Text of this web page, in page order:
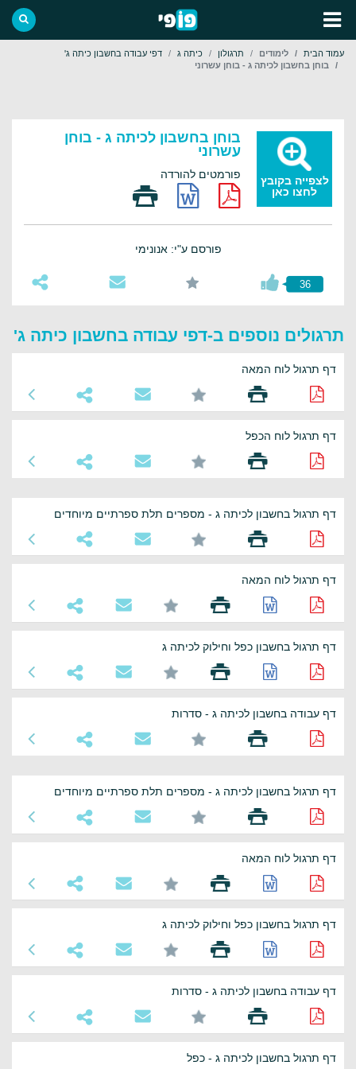
עמוד הבית לימודים תרגולון כיתה ג
דפי עבודה בחשבון כיתה ג'
בוחן בחשבון לכיתה ג - בוחן עשרוני
לצפייה בקובץ
לחצו כאן
בוחן בחשבון לכיתה ג - בוחן
עשרוני
פורמטים להורדה
פורסם ע"י: אנונימי
36
תרגולים נוספים ב-דפי עבודה בחשבון כיתה ג'
דף תרגול לוח המאה
דף תרגול לוח הכפל
דף תרגול בחשבון לכיתה ג - מספרים תלת ספרתיים מיוחדים
דף תרגול לוח המאה
דף תרגול בחשבון כפל וחילוק לכיתה ג
דף עבודה בחשבון לכיתה ג - סדרות
דף תרגול בחשבון לכיתה ג - מספרים תלת ספרתיים מיוחדים
דף תרגול לוח המאה
דף תרגול בחשבון כפל וחילוק לכיתה ג
דף עבודה בחשבון לכיתה ג - סדרות
דף תרגול בחשבון לכיתה ג - כפל